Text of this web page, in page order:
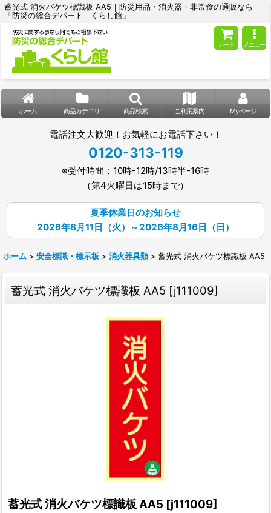
蓄光式 消火バケツ標識板 AA5｜防災用品・消火器・非常食の通販なら
「防災の総合デパート｜くらし館」
カート メニュー
ホーム 商品カテゴリ 商品検索 ご利用案内 Myページ
電話注文大歓迎！お気軽にお電話下さい！
0120-313-119
※受付時間：10時-12時/13時半-16時
（第4火曜日は15時まで）
夏季休業日のお知らせ
2026年8月11日（火）～2026年8月16日（日）
ホーム > 安全標識・標示板 > 消火器具類 > 蓄光式 消火バケツ標識板 AA5
蓄光式 消火バケツ標識板 AA5 [j111009]
蓄光式 消火バケツ標識板 AA5 [j111009]